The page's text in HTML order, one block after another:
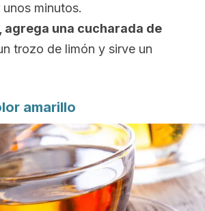
minutos.
agrega una cucharada de
trozo de limón y sirve un
amarillo